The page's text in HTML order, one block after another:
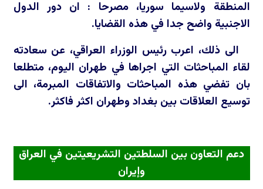
المنطقة ولاسيما سوريا، مصرحا : ان دور الدول
الاجنبية واضح جدا في هذه القضايا.
الى ذلك، اعرب رئيس الوزراء العراقي، عن سعادته
لقاء المباحثات التي اجراها في طهران اليوم، متطلعا
بان تفضي هذه المباحثات والاتفاقات المبرمة، الى
توسيع العلاقات بين بغداد وطهران اكثر فاكثر.
دعم التعاون بين السلطتين التشريعيتين في العراق
وإيران